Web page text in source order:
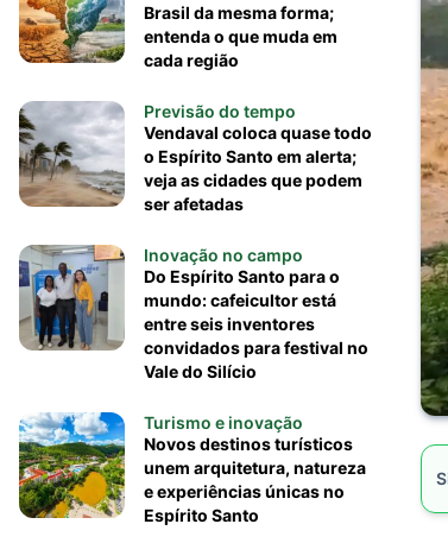
Brasil da mesma forma;
entenda o que muda em
cada região
Previsão do tempo
Vendaval coloca quase todo
o Espírito Santo em alerta;
veja as cidades que podem
ser afetadas
Inovação no campo
Do Espírito Santo para o
mundo: cafeicultor está
entre seis inventores
convidados para festival no
Vale do Silício
Turismo e inovação
Novos destinos turísticos
unem arquitetura, natureza
e experiências únicas no
Espírito Santo